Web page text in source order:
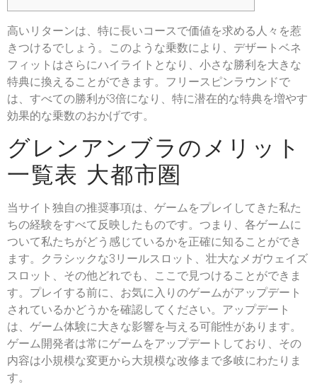
高いリターンは、特に長いコースで価値を求める人々を惹
きつけるでしょう。このような乗数により、デザートベネ
フィットはさらにハイライトとなり、小さな勝利を大きな
特典に換えることができます。フリースピンラウンドで
は、すべての勝利が3倍になり、特に潜在的な特典を増やす
効果的な乗数のおかげです。
グレンアンブラのメリット
一覧表 大都市圏
当サイト独自の推奨事項は、ゲームをプレイしてきた私た
ちの経験をすべて反映したものです。つまり、各ゲームに
ついて私たちがどう感じているかを正確に知ることができ
ます。クラシックな3リールスロット、壮大なメガウェイズ
スロット、その他どれでも、ここで見つけることができま
す。プレイする前に、お気に入りのゲームがアップデート
されているかどうかを確認してください。アップデート
は、ゲーム体験に大きな影響を与える可能性があります。
ゲーム開発者は常にゲームをアップデートしており、その
内容は小規模な変更から大規模な改修まで多岐にわたりま
す。